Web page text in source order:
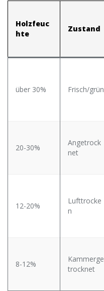
Holzfeuc
hte
Zustand
über 30% Frisch/grün
20-30%
Angetrock
net
12-20%
Lufttrocke
n
8-12%
Kammerge
trocknet